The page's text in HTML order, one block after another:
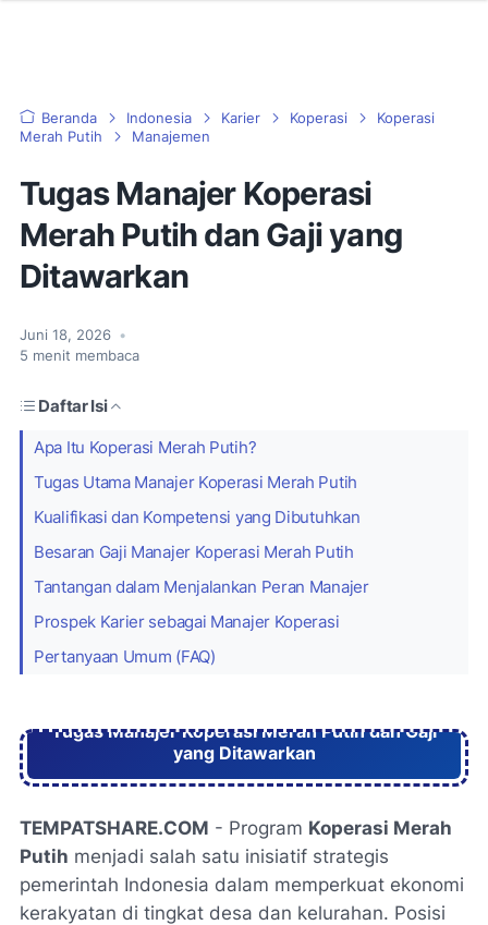
Beranda Indonesia Karier Koperasi
Koperasi
Merah Putih
Manajemen
Tugas Manajer Koperasi
Merah Putih dan Gaji yang
Ditawarkan
Juni 18, 2026 •
5 menit membaca
Daftar Isi
Apa Itu Koperasi Merah Putih?
Tugas Utama Manajer Koperasi Merah Putih
Kualifikasi dan Kompetensi yang Dibutuhkan
Besaran Gaji Manajer Koperasi Merah Putih
Tantangan dalam Menjalankan Peran Manajer
Prospek Karier sebagai Manajer Koperasi
Pertanyaan Umum (FAQ)
Tugas Manajer Koperasi Merah Putih dan Gaji
yang Ditawarkan
TEMPATSHARE.COM - Program Koperasi Merah
Putih menjadi salah satu inisiatif strategis
pemerintah Indonesia dalam memperkuat ekonomi
kerakyatan di tingkat desa dan kelurahan. Posisi